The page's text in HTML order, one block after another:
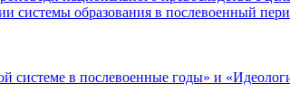
системы образования в послевоенный
системе в послевоенные годы» и